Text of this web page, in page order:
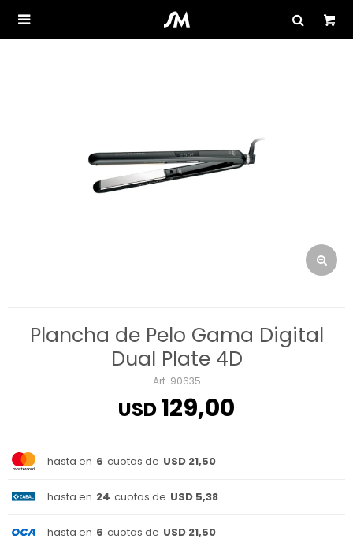

Plancha de Pelo Gama Digital
Dual Plate 4D
90635
USD129,00
hasta en 6 cuotas de USD 21,50
hasta en 24 cuotas de USD 5,38
hasta en 6 cuotas de USD 21,50